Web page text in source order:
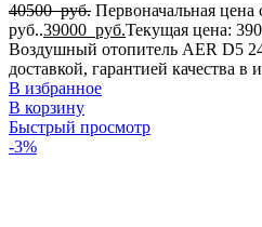
40500руб. Первоначальная цена
руб..39000 руб.Текущая цена:
Воздушный отопитель AER D5
доставкой, гарантией качества в
В избранное
В корзину
Быстрый просмотр
-3%